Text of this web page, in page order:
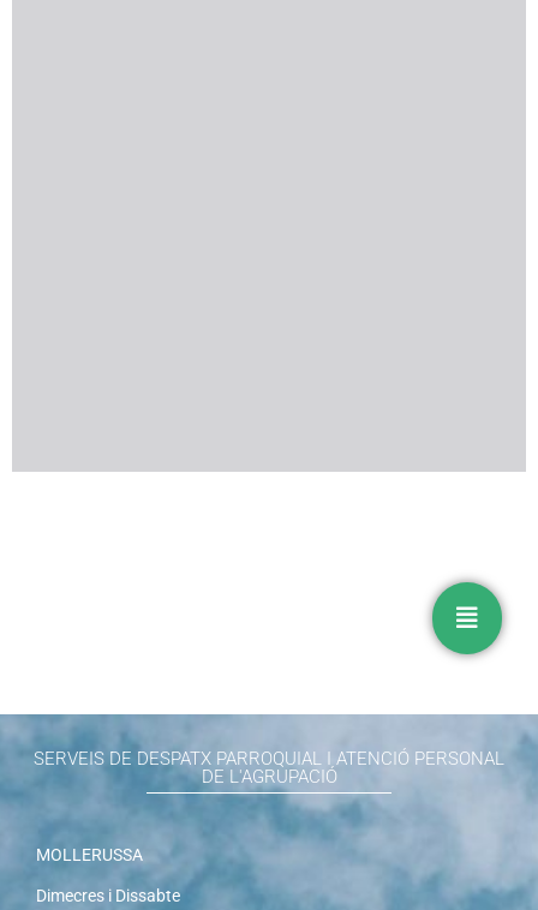
SERVEIS DE DESPATX PARROQUIAL I ATENCIÓ PERSONAL
DE L'AGRUPACIÓ
MOLLERUSSA
Dimecres i Dissabte